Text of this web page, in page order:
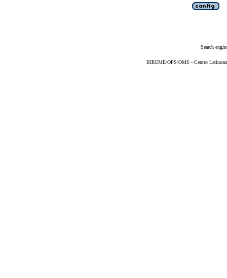
Search
BIREME/OPS/OMS - Centro